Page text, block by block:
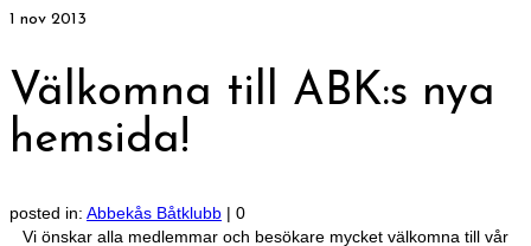
1 nov 2013
Välkomna till ABK:s nya
hemsida!
posted in: Abbekås Båtklubb | 0
Vi önskar alla medlemmar och besökare mycket välkomna till vår